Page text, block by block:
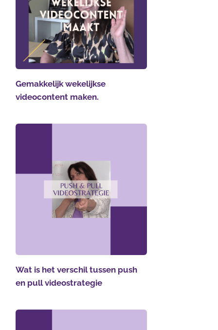
Gemakkelijk wekelijkse
videocontent maken.
Wat is het verschil tussen push
en pull videostrategie